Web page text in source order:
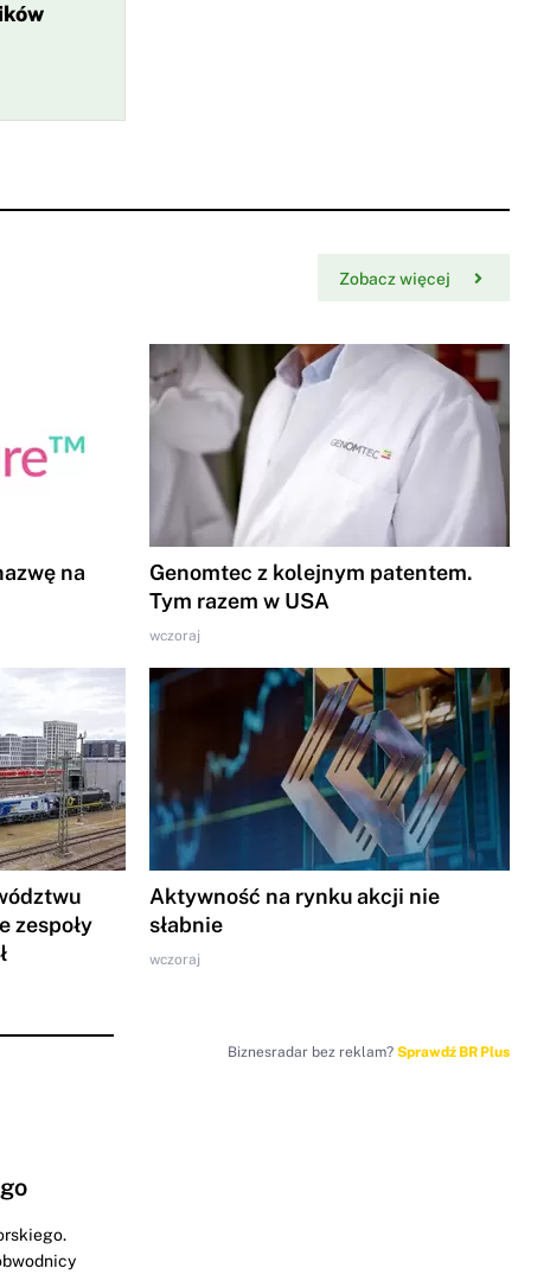
Zobacz więcej
na
Genomtec z kolejnym patentem.
Tym razem w USA
wczoraj
zespoły
Aktywność na rynku akcji nie
słabnie
wczoraj
Biznesradar bez reklam? Sprawdź BR Plus